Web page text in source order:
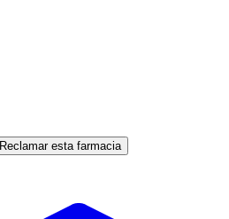
Reclamar esta farmacia